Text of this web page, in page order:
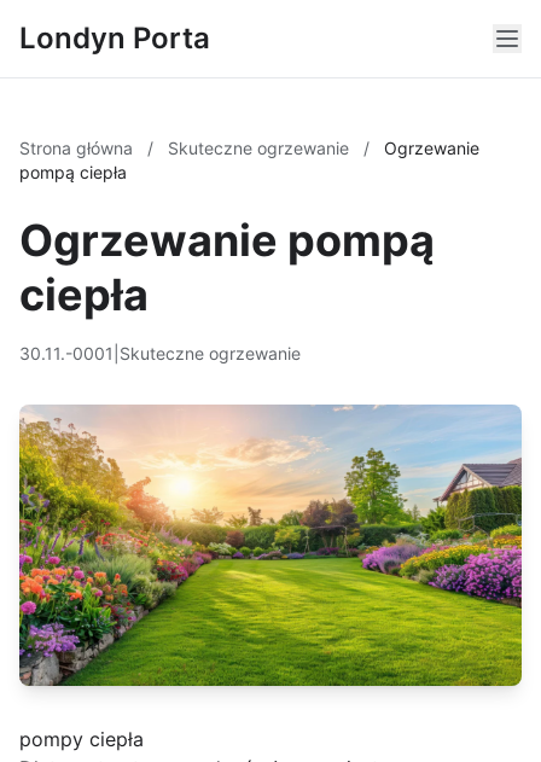
Londyn Porta
Strona główna / Skuteczne ogrzewanie /
Ogrzewanie
pompą ciepła
Ogrzewanie pompą
ciepła
30.11.-0001 Skuteczne ogrzewanie
pompy ciepła